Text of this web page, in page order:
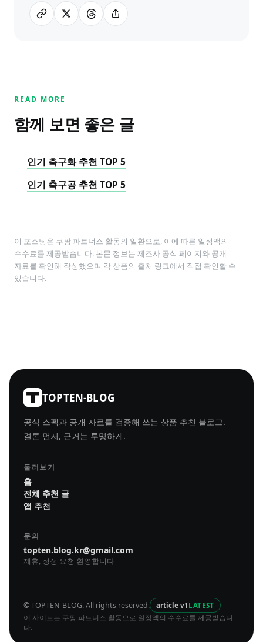
READ MORE
함께 보면 좋은 글
인기 축구화 추천 TOP 5
인기 축구공 추천 TOP 5
이 포스팅은 쿠팡 파트너스 활동의 일환으로, 이에 따른 일정액의
수수료를 제공받습니다. 본문 정보는 제조사 공식 페이지와 공개
자료를 확인해 작성했으며 각 상품의 출처 링크에서 직접 확인할 수
있습니다.
TOPTEN-BLOG
공식 스펙과 공개 자료를 검증해 쓰는 상품 추천 블로그.
결론 먼저, 근거는 투명하게.
둘러보기
홈
전체 추천 글
앱 추천
문의
topten.blog.kr@gmail.com
제휴, 정정 요청 환영합니다
© TOPTEN-BLOG. All rights reserved. article v1 LATEST
이 사이트는 쿠팡 파트너스 활동으로 일정액의 수수료를 제공받습니
다.